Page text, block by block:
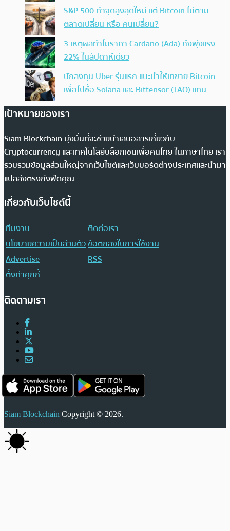
S&P 500 ทำจุดสูงสุดใหม่ แต่ Bitcoin ไม่ตาม
ตลาดเปลี่ยน หรือ คนเปลี่ยน?
3 เหตุผลทำไมราคา Cardano (Ada) ถึงพุ่งแรง
22% ในสัปดาห์เดียว
นักลงทุน Uber รุ่นแรก แนะนำให้เทขาย Bitcoin
เพื่อไปซื้อ Solana และ Bittensor (TAO) แทน
เป้าหมายของเรา
Siam Blockchain มุ่งมั่นที่จะช่วยนำเสนอสารเกี่ยวกับ
Cryptocurrency และเทคโนโลยีบล็อกเชนเพื่อคนไทย ในภาษาไทย เรา
รวบรวมข้อมูลส่วนใหญ่จากเว็บไซต์และเว็บบอร์ดต่างประเทศและนำมา
แปลส่งตรงถึงฟีดคุณ
เกี่ยวกับเว็บไซต์นี้
ทีมงาน
ติดต่อเรา
นโยบายความเป็นส่วนตัวข้อตกลงในการใช้งาน
Advertise
RSS
ตั้งค่าคุกกี้
ติดตามเรา
Siam Blockchain Copyright © 2026.